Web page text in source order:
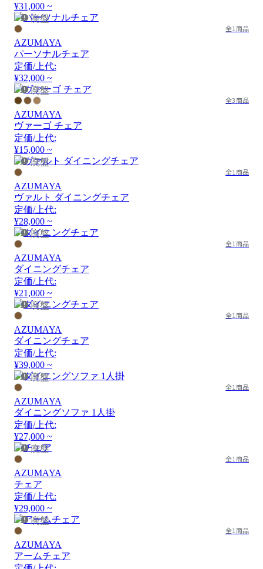
¥31,000 ~
廃盤
全1商品
AZUMAYA
パーソナルチェア
定価/上代:
¥32,000 ~
廃盤
全3商品
AZUMAYA
ヴァーゴ チェア
定価/上代:
¥15,000 ~
廃盤
全1商品
AZUMAYA
ヴァルト ダイニングチェア
定価/上代:
¥28,000 ~
廃盤
全1商品
AZUMAYA
ダイニングチェア
定価/上代:
¥21,000 ~
廃盤
全1商品
AZUMAYA
ダイニングチェア
定価/上代:
¥39,000 ~
廃盤
全1商品
AZUMAYA
ダイニングソファ 1人掛
定価/上代:
¥27,000 ~
廃盤
全1商品
AZUMAYA
チェア
定価/上代:
¥29,000 ~
廃盤
全1商品
AZUMAYA
アームチェア